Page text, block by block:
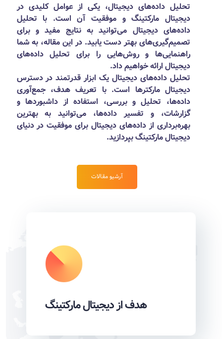
تحلیل داده‌های دیجیتال، یکی از عوامل کلیدی در
دیجیتال مارکتینگ و موفقیت آن است. با تحلیل
داده‌های دیجیتال می‌توانید به نتایج مفید و برای
تصمیم‌گیری‌های بهتر دست یابید. در این مقاله، به شما
راهنمایی‌ها و روش‌هایی را برای تحلیل داده‌های
دیجیتال ارائه خواهیم داد.
تحلیل داده‌های دیجیتال یک ابزار قدرتمند در دسترس
دیجیتال مارکترها است. با تعریف هدف، جمع‌آوری
داده‌ها، تحلیل و بررسی، استفاده از داشبوردها و
گزارشات، و تفسیر داده‌ها، می‌توانید به بهترین
بهره‌برداری از داده‌های دیجیتال برای موفقیت در دنیای
دیجیتال مارکتینگ بپردازید.
آرشیو مقالات
هدف از دیجیتال مارکتینگ